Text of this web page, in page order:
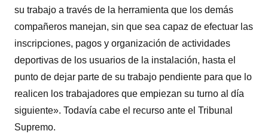
su trabajo a través de la herramienta que los demás
compañeros manejan, sin que sea capaz de efectuar las
inscripciones, pagos y organización de actividades
deportivas de los usuarios de la instalación, hasta el
punto de dejar parte de su trabajo pendiente para que lo
realicen los trabajadores que empiezan su turno al día
siguiente». Todavía cabe el recurso ante el Tribunal
Supremo.